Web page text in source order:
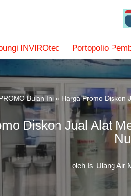
INVIROtec Portopolio
PROMO Bulan Ini » Harga Promo Diskon
Diskon Jual Alat
oleh Isi Ulang Air